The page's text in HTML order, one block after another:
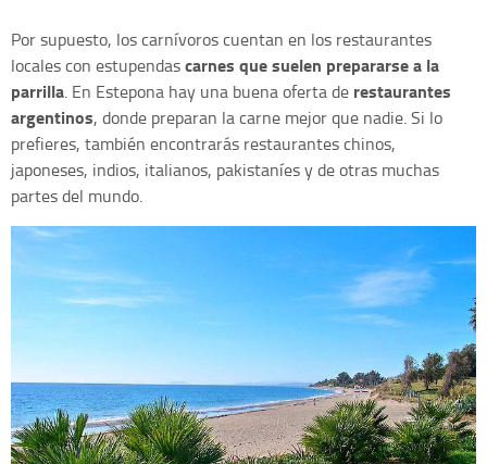
Por supuesto, los carnívoros cuentan en los restaurantes
locales con estupendascarnes que suelen prepararse a la
parrilla. En Estepona hay una buena oferta de restaurantes
argentinos, donde preparan la carne mejor que nadie. Si lo
prefieres, también encontrarás restaurantes chinos,
japoneses, indios, italianos, pakistaníes y de otras muchas
partes del mundo.